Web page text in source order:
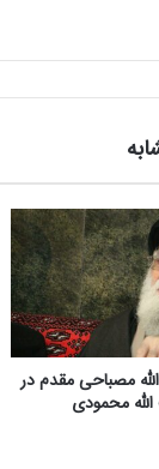
مصباحی مقدم در
محمودی